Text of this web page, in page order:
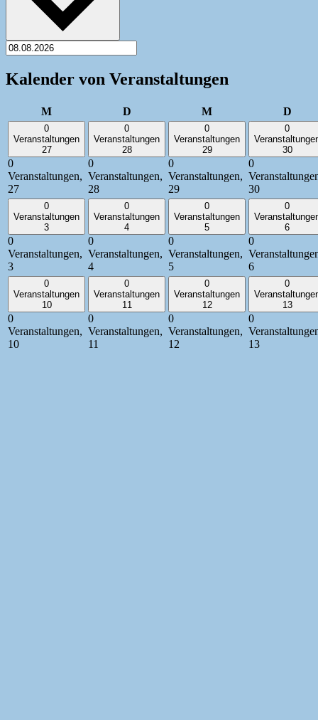
Kalender von Veranstaltungen
MMontag DDienstag MMittwoch D
0
Veranstaltungen
27
0
Veranstaltungen,
27
0
Veranstaltungen
28
0
Veranstaltungen,
28
0
Veranstaltungen
29
0
Veranstaltungen,
29
0
30
0
30
0
Veranstaltungen
3
0
Veranstaltungen,
3
0
Veranstaltungen
4
0
Veranstaltungen,
4
0
Veranstaltungen
5
0
Veranstaltungen,
5
0
6
0
6
0
Veranstaltungen
10
0
Veranstaltungen,
10
0
Veranstaltungen
11
0
Veranstaltungen,
11
0
Veranstaltungen
12
0
Veranstaltungen,
12
0
13
0
13